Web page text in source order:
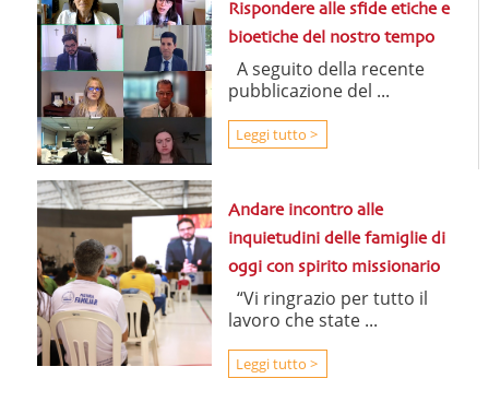
Rispondere alle sfide etiche e
bioetiche del nostro tempo
A seguito della recente
pubblicazione del ...
Leggi tutto >
Andare incontro alle
inquietudini delle famiglie di
oggi con spirito missionario
“Vi ringrazio per tutto il
lavoro che state ...
Leggi tutto >